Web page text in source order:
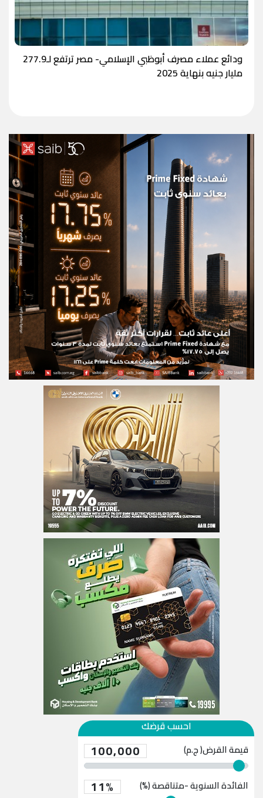
ودائع عملاء مصرف أبوظبي الإسلامي- مصر ترتفع لـ277.9
مليار جنيه بنهاية 2025
احسب قرضك
قيمة القرض( ج.م) 100,000
الفائدة السنوية -متناقصة (%) 11%